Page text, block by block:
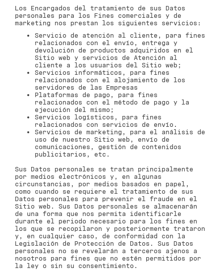
Los Encargados del tratamiento de sus Datos
personales para los Fines comerciales y de
marketing nos prestan los siguientes servicios:
Servicio de atención al cliente, para fines
relacionados con el envío, entrega y
devolución de productos adquiridos en el
Sitio web y servicios de Atención al
cliente a los usuarios del Sitio web;
Servicios informáticos, para fines
relacionados con el alojamiento de los
servidores de las Empresas
Plataformas de pago, para fines
relacionados con el método de pago y la
ejecución del mismo;
Servicios logísticos, para fines
relacionados con servicios de envío.
Servicios de marketing, para el análisis de
uso de nuestro Sitio web, envío de
comunicaciones, gestión de contenidos
publicitarios, etc.
Sus Datos personales se tratan principalmente
por medios electrónicos y, en algunas
circunstancias, por medios basados en papel,
como cuando se requiere el tratamiento de sus
Datos personales para prevenir el fraude en el
Sitio web. Sus Datos personales se almacenarán
de una forma que nos permita identificarle
durante el periodo necesario para los fines en
los que se recopilaron y posteriormente trataron
y, en cualquier caso, de conformidad con la
Legislación de Protección de Datos. Sus Datos
personales no se revelarán a terceros ajenos a
nosotros para fines que no estén permitidos por
la ley o sin su consentimiento.